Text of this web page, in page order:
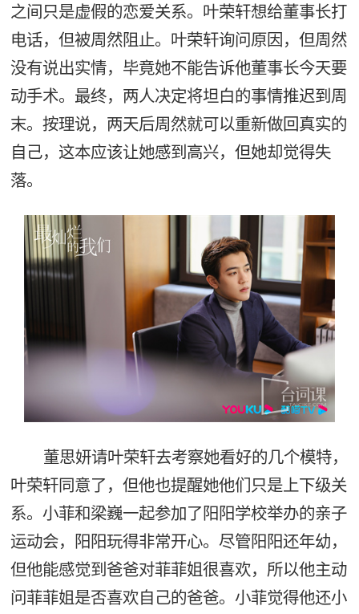
之间只是虚假的恋爱关系。叶荣轩想给董事长打
电话，但被周然阻止。叶荣轩询问原因，但周然
没有说出实情，毕竟她不能告诉他董事长今天要
动手术。最终，两人决定将坦白的事情推迟到周
末。按理说，两天后周然就可以重新做回真实的
自己，这本应该让她感到高兴，但她却觉得失
落。
董思妍请叶荣轩去考察她看好的几个模特，
叶荣轩同意了，但他也提醒她他们只是上下级关
系。小菲和梁巍一起参加了阳阳学校举办的亲子
运动会，阳阳玩得非常开心。尽管阳阳还年幼，
但他能感觉到爸爸对菲菲姐很喜欢，所以他主动
问菲菲姐是否喜欢自己的爸爸。小菲觉得他还小